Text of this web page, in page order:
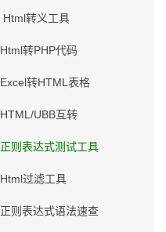
Html转义工具
Html转PHP代码
Excel转HTML表格
HTML/UBB互转
正则表达式测试工具
Html过滤工具
正则表达式语法速查